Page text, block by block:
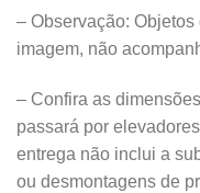
– Observação:
imagem, não
– Confira as
passará por
entrega não inclui a
ou desmontagens de